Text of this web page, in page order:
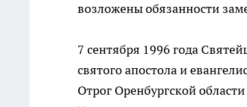
возложены обязанности
7 сентября 1996 года
святого апостола и
Отрог Оренбургской